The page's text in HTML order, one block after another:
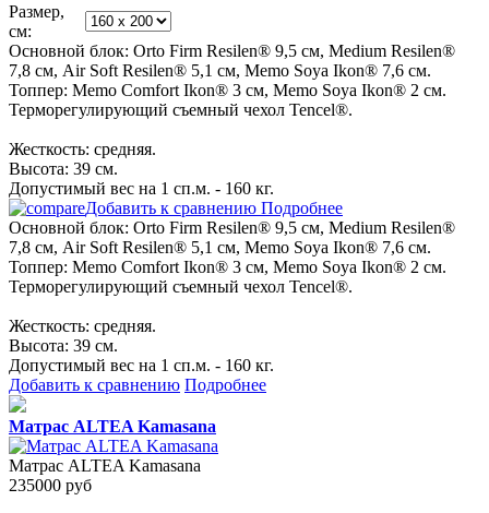
Размер,
см:
Основной блок: Orto Firm Resilen® 9,5 см, Medium Resilen®
7,8 см, Air Soft Resilen® 5,1 см, Memo Soya Ikon® 7,6 см.
Топпер: Memo Comfort Ikon® 3 см, Memo Soya Ikon® 2 см.
Терморегулирующий съемный чехол Tencel®.
Жесткость: средняя.
Высота: 39 см.
Допустимый вес на 1 сп.м. - 160 кг.
Добавить к сравнению Подробнее
Основной блок: Orto Firm Resilen® 9,5 см, Medium Resilen®
7,8 см, Air Soft Resilen® 5,1 см, Memo Soya Ikon® 7,6 см.
Топпер: Memo Comfort Ikon® 3 см, Memo Soya Ikon® 2 см.
Терморегулирующий съемный чехол Tencel®.
Жесткость: средняя.
Высота: 39 см.
Допустимый вес на 1 сп.м. - 160 кг.
Добавить к сравнению Подробнее
Матрас ALTEA Kamasana
Матрас ALTEA Kamasana
235000 руб